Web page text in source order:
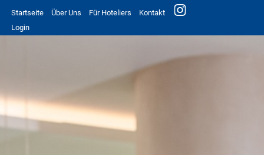
Startseite Über Uns Für Hoteliers
Kontakt
Login